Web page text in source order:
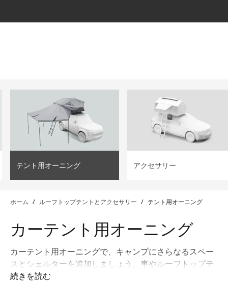
テント用オーニング アクセサリー
ホーム / ルーフトップテントとアクセサリー / テント用オーニング
カーテント用オーニング
カーテント用オーニングで、キャンプにさらなるスペー
スとシェルターを追加しましょう。車やルーフトップテ
ントに取り付けることで、横に日差しや悪天候から守ら
続きを読む